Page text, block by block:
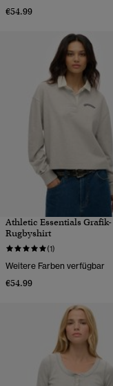
€54.99
Athletic Essentials Grafik-
Rugbyshirt
(1)
Weitere Farben verfügbar
€54.99